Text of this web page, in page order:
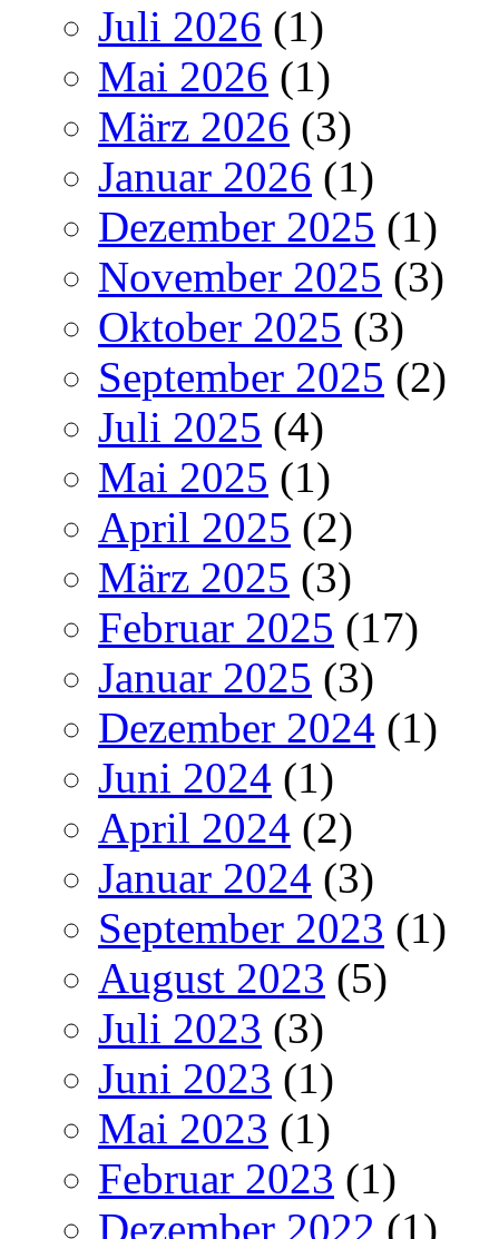
Juli 2026 (1)
Mai 2026 (1)
März 2026 (3)
Januar 2026 (1)
Dezember 2025 (1)
November 2025 (3)
Oktober 2025 (3)
September 2025 (2)
Juli 2025 (4)
Mai 2025 (1)
April 2025 (2)
März 2025 (3)
Februar 2025 (17)
Januar 2025 (3)
Dezember 2024 (1)
Juni 2024 (1)
April 2024 (2)
Januar 2024 (3)
September 2023 (1)
August 2023 (5)
Juli 2023 (3)
Juni 2023 (1)
Mai 2023 (1)
Februar 2023 (1)
Dezember 2022 (1)